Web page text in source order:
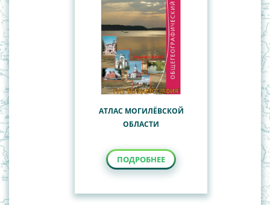
АТЛАС МОГИЛЁВСКОЙ
ОБЛАСТИ
ПОДРОБНЕЕ